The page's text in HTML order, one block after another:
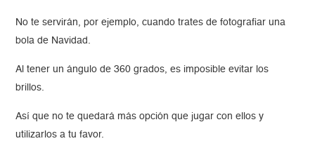
No te servirán, por ejemplo, cuando trates de fotografiar una
bola de Navidad.
Al tener un ángulo de 360 grados, es imposible evitar los
brillos.
Así que no te quedará más opción que jugar con ellos y
utilizarlos a tu favor.